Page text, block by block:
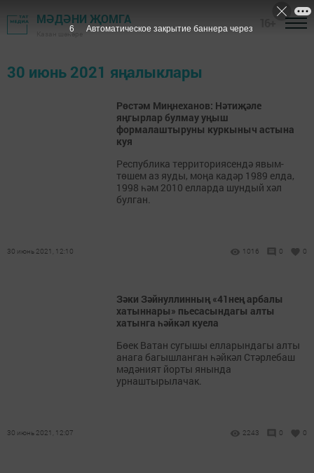
МӘДӘНИ ҖОМГА
Казан шәһәре
30 июнь 2021 яңалыклары
Рөстәм Миңнеханов: Нәтиҗәле
яңгырлар булмау уңыш
формалаштыруны куркыныч астына
куя
Республика территориясендә явым-
төшем аз яуды, моңа кадәр 1989 елда,
1998 һәм 2010 елларда шундый хәл
булган.
30 июнь 2021, 12:10 1016 0 0
Зәки Зәйнуллинның «41нең арбалы
хатыннары» пьесасындагы алты
хатынга һәйкәл куела
Бөек Ватан сугышы елларындагы алты
анага багышланган һәйкәл Стәрлебаш
мәдәният йорты янында
урнаштырылачак.
30 июнь 2021, 12:07 2243 0 0
6 Автоматическое закрытие баннера через